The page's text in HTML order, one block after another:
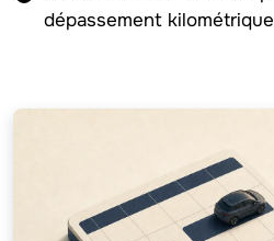
dépassement